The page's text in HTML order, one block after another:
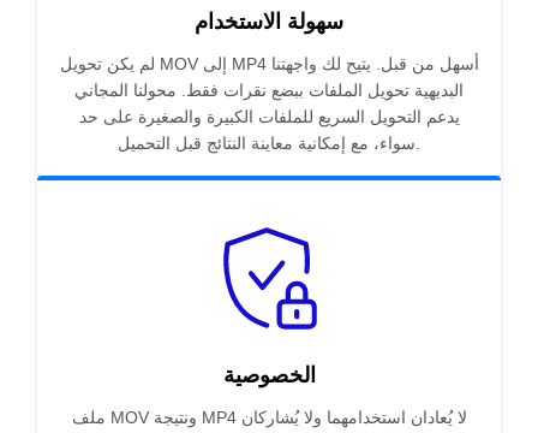
سهولة الاستخدام
لم يكن تحويل MOV إلى MP4 أسهل من قبل. يتيح لك واجهتنا
البديهية تحويل الملفات ببضع نقرات فقط. محولنا المجاني
يدعم التحويل السريع للملفات الكبيرة والصغيرة على حد
سواء، مع إمكانية معاينة النتائج قبل التحميل.
الخصوصية
ملف MOV ونتيجة MP4 لا يُعادان استخدامهما ولا يُشاركان